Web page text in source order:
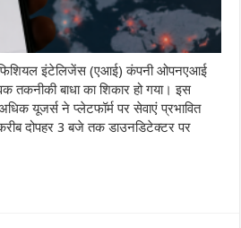
इंटेलिजेंस (एआई) कंपनी ओपनएआई
तकनीकी बाधा का शिकार हो गया। इस
यूजर्स ने प्लेटफॉर्म पर सेवाएं प्रभावित
दोपहर 3 बजे तक डाउनडिटेक्टर पर